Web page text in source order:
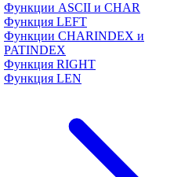
Функции ASCII и CHAR
Функция LEFT
Функции CHARINDEX и
PATINDEX
Функция RIGHT
Функция LEN